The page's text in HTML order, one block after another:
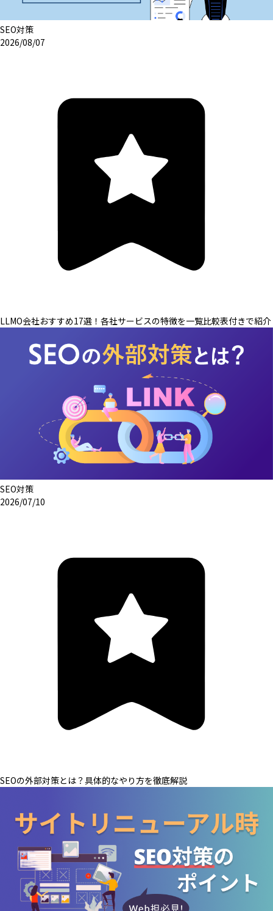
SEO対策
2026/08/07
LLMO会社おすすめ17選！各社サービスの特徴を一覧比較表付きで紹介
SEO対策
2026/07/10
SEOの外部対策とは？具体的なやり方を徹底解説